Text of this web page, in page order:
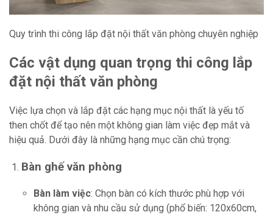
Quy trình thi công lắp đặt nội thất văn phòng chuyên nghiệp
Các vật dụng quan trọng thi công lắp
đặt nội thất văn phòng
Việc lựa chọn và lắp đặt các hạng mục nội thất là yếu tố
then chốt để tạo nên một không gian làm việc đẹp mắt và
hiệu quả. Dưới đây là những hạng mục cần chú trọng:
Bàn ghế văn phòng
Bàn làm việc: Chọn bàn có kích thước phù hợp với
không gian và nhu cầu sử dụng (phổ biến: 120x60cm,